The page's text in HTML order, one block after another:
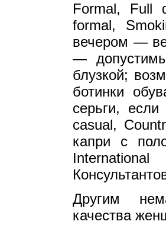
Formal, Full
formal,
вечером —
—
блузкой;
ботинки
серьги,
casual,
капри с
Другим
качества